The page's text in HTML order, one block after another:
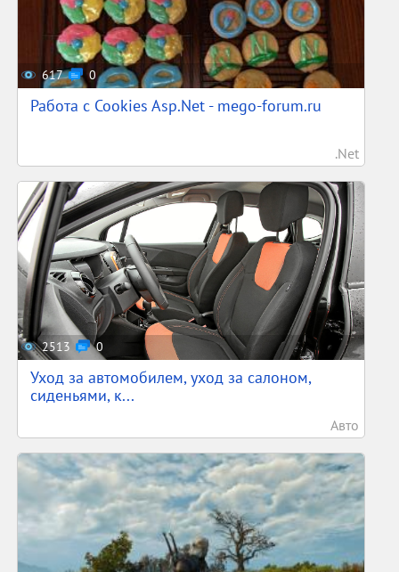
617 0
Работа с Cookies Asp.Net - mego-forum.ru
.Net
2513 0
Уход за автомобилем, уход за салоном,
сиденьями, к...
Авто